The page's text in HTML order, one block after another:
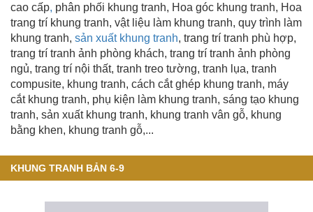
cao cấp, phân phối khung tranh, Hoa góc khung tranh, Hoa
trang trí khung tranh, vật liệu làm khung tranh, quy trình làm
khung tranh, sản xuất khung tranh, trang trí tranh phù hợp,
trang trí tranh ảnh phòng khách, trang trí tranh ảnh phòng
ngủ, trang trí nội thất, tranh treo tường, tranh lụa, tranh
compusite, khung tranh, cách cắt ghép khung tranh, máy
cắt khung tranh, phụ kiện làm khung tranh, sáng tạo khung
tranh, sản xuất khung tranh, khung tranh vân gỗ, khung
bằng khen, khung tranh gỗ,...
KHUNG TRANH BẢN 6-9